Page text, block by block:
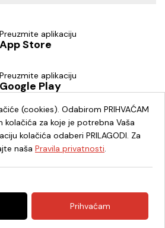
Preuzmite aplikaciju
App Store
Preuzmite aplikaciju
Google Play
Fran Galović Koprivnica - OIB:
Pravila privatnosti
(cookies). Odabirom PRIHVAĆAM
kolačića za koje je potrebna Vaša
kolačića odaberi PRILAGODI. Za
naša Pravila privatnosti.
Prihvaćam